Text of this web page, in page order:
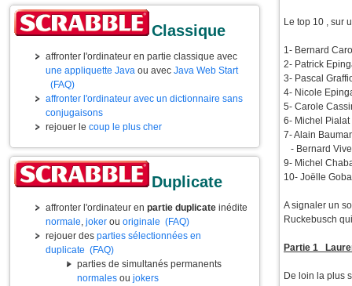
Classique
affronter l'ordinateur en partie classique avec
une appliquette Java ou avec Java Web Start
(FAQ)
affronter l'ordinateur avec un dictionnaire sans
conjugaisons
rejouer le coup le plus cher
Duplicate
affronter l'ordinateur en partie duplicate inédite
normale, joker ou originale (FAQ)
rejouer des parties sélectionnées en
duplicate (FAQ)
parties de simultanés permanents
normales ou jokers
Le top 10 , sur
1- Bernard
2- Patrick
3- Pascal
4- Nicole
5- Carole
6- Michel
7- Alain
- Bernard
9- Michel
10- Joëlle
A signaler un
Ruckebusch
Partie 1
De loin la plus